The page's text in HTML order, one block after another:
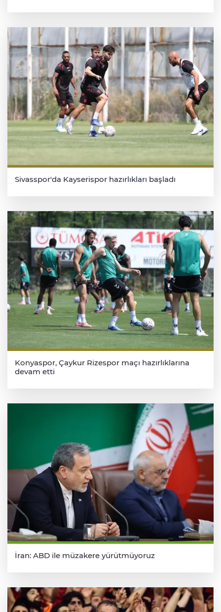
Sivasspor'da Kayserispor hazırlıkları başladı
Konyaspor, Çaykur Rizespor maçı hazırlıklarına
devam etti
İran: ABD ile müzakere yürütmüyoruz